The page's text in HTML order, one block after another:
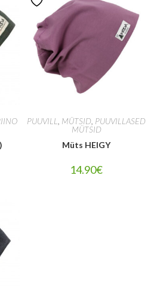
PUUVILL MÜTSID PUUVILLASED
MÜTSID
Müts HEIGY
14.90€